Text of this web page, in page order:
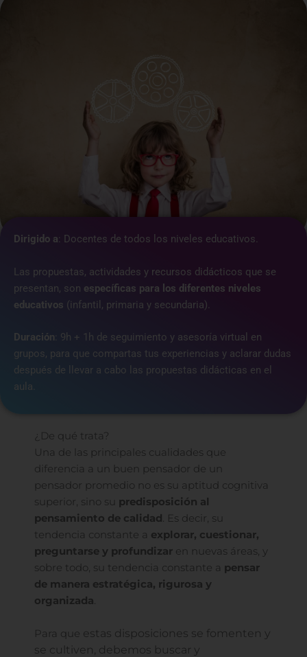
Dirigido a: Docentes de todos los niveles educativos.
Las propuestas, actividades y recursos didácticos que se
presentan, son específicas para los diferentes niveles
educativos (infantil, primaria y secundaria).
Duración : 9h + 1h de seguimiento y asesoría virtual en
grupos, para que compartas tus experiencias y aclarar dudas
después de llevar a cabo las propuestas didácticas en el
aula.
¿De qué trata?
Una de las principales cualidades que
diferencia a un buen pensador de un
pensador promedio no es su aptitud cognitiva
superior, sino su predisposición al
pensamiento de calidad . Es decir, su
tendencia constante a explorar, cuestionar,
preguntarse y profundizar en nuevas áreas, y
sobre todo, su tendencia constante a pensar
de manera estratégica, rigurosa y
organizada.
Para que estas disposiciones se fomenten y
se cultiven, debemos buscar y